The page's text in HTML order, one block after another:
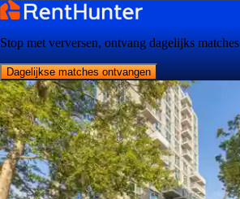
Stop met verversen, ontvang dagelijks matches
Dagelijkse matches ontvangen